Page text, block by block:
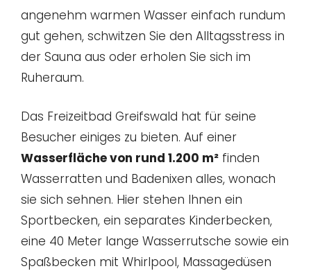
angenehm warmen Wasser einfach rundum
gut gehen, schwitzen Sie den Alltagsstress in
der Sauna aus oder erholen Sie sich im
Ruheraum.
Das Freizeitbad Greifswald hat für seine
Besucher einiges zu bieten. Auf einer
Wasserfläche von rund 1.200 m² finden
Wasserratten und Badenixen alles, wonach
sie sich sehnen. Hier stehen Ihnen ein
Sportbecken, ein separates Kinderbecken,
eine 40 Meter lange Wasserrutsche sowie ein
Spaßbecken mit Whirlpool, Massagedüsen